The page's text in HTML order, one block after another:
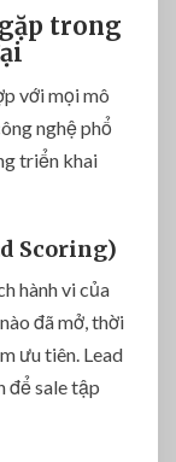
trong
với mọi mô
nghệ phổ
triển khai
Scoring)
hành vi của
đã mở, thời
ưu tiên. Lead
để sale tập